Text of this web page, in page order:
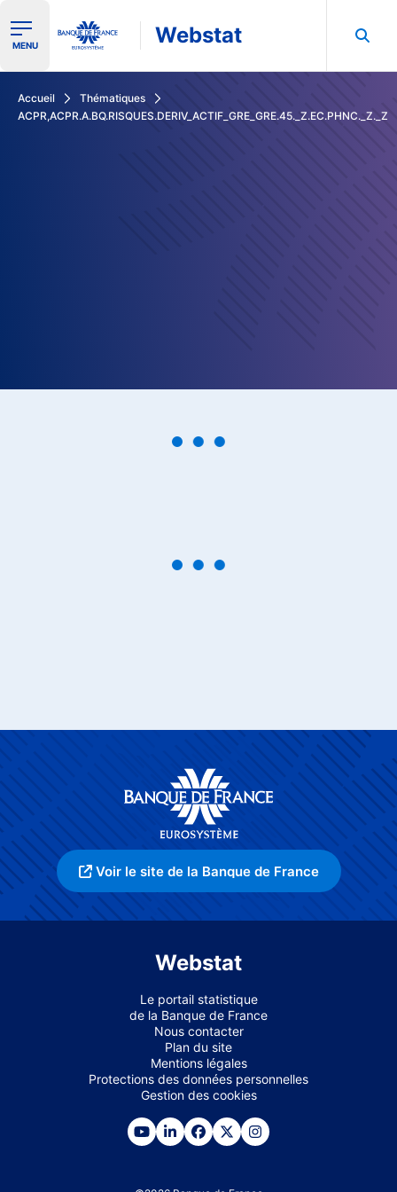
Ouvrir le menu de navigation
MENU Webstat
Accueil
Thématiques
ACPR,ACPR.A.BQ.RISQUES.DERIV_ACTIF_GRE_GRE.45._Z.EC.PHNC._Z._Z
Voir le site de la Banque de France
Webstat
Le portail statistique
de la Banque de France
Nous contacter
Plan du site
Mentions légales
Protections des données personnelles
Gestion des cookies